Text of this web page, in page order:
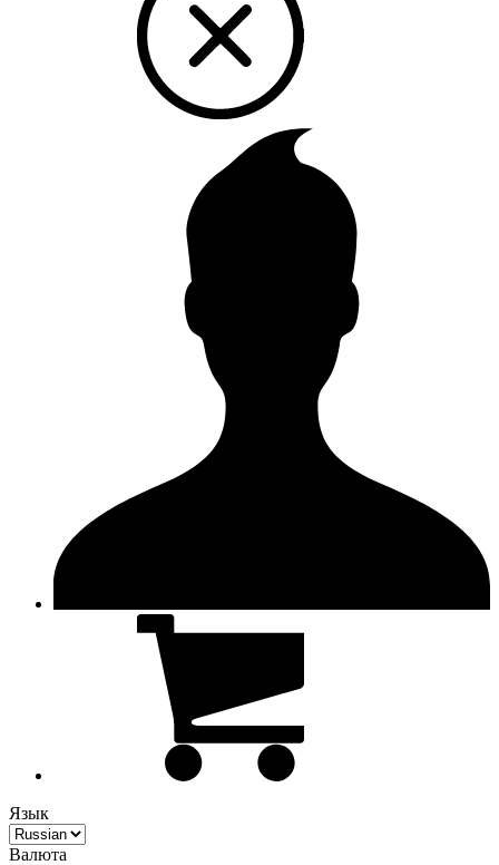
Язык
Валюта